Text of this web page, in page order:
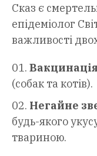
Сказ є
епідеміолог
важливості
(собак та котів).
Негайне
будь-якого
твариною.